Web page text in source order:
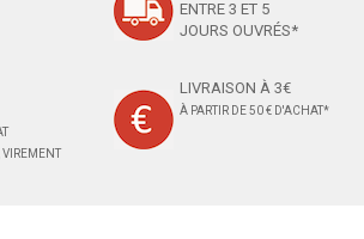
ENTRE 3 ET 5
JOURS OUVRÉS*
VIREMENT
LIVRAISON À 3€
À PARTIR DE 50 € D'ACHAT*